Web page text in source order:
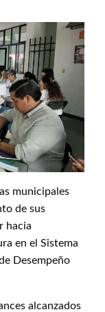
municipales
de sus
hacia
en el Sistema
Desempeño
alcanzados